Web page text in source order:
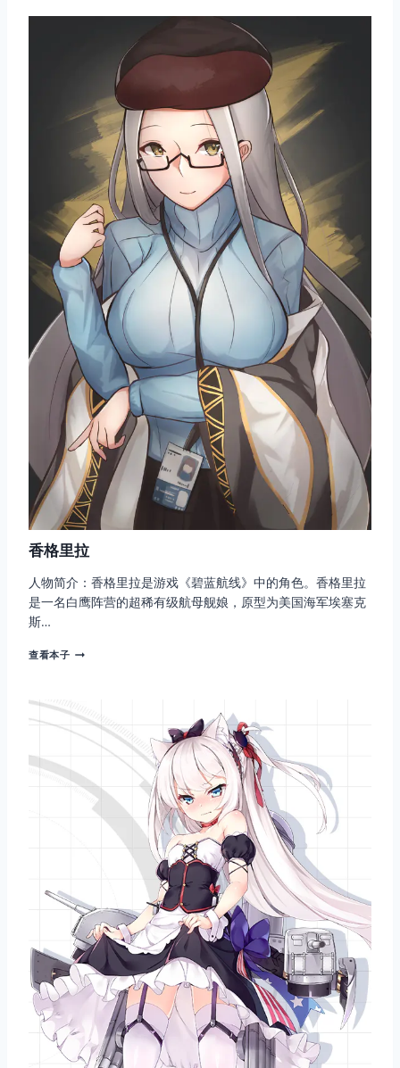
香格里拉
人物简介：香格里拉是游戏《碧蓝航线》中的角色。香格里拉
是一名白鹰阵营的超稀有级航母舰娘，原型为美国海军埃塞克
斯…
查看本子香